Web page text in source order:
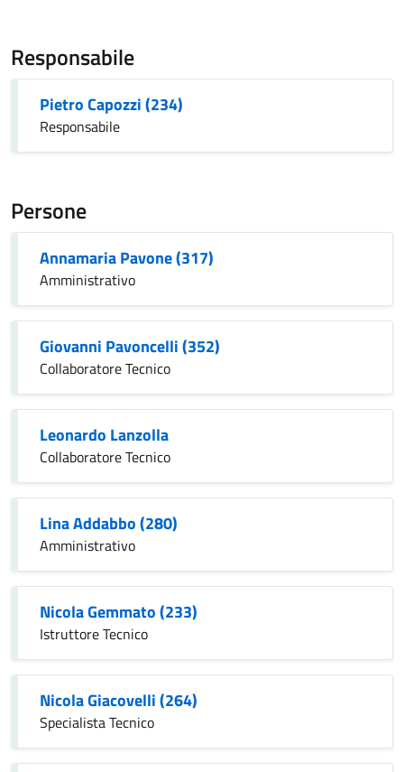
Responsabile
Pietro Capozzi (234)
Responsabile
Persone
Annamaria Pavone (317)
Amministrativo
Giovanni Pavoncelli (352)
Collaboratore Tecnico
Leonardo Lanzolla
Collaboratore Tecnico
Lina Addabbo (280)
Amministrativo
Nicola Gemmato (233)
Istruttore Tecnico
Nicola Giacovelli (264)
Specialista Tecnico